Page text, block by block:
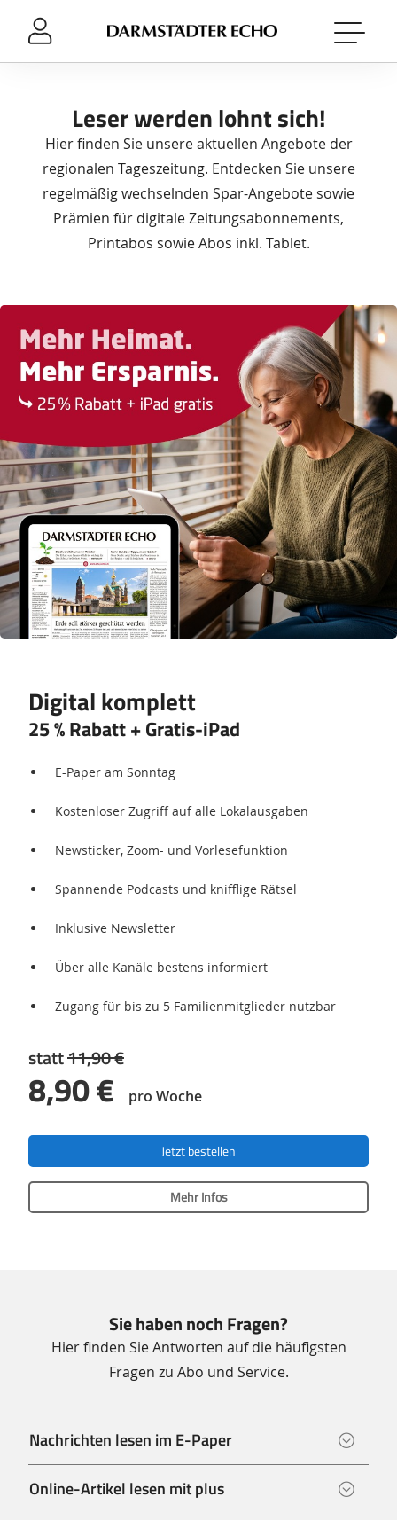
Navigation
Header
Inhalt
Footer
Leser werden lohnt sich!
Hier finden Sie unsere aktuellen Angebote der
regionalen Tageszeitung. Entdecken Sie unsere
regelmäßig wechselnden Spar-Angebote sowie
Prämien für digitale Zeitungsabonnements,
Printabos sowie Abos inkl. Tablet.
Produkt
Digital komplett
25 % Rabatt + Gratis-iPad
E-Paper am Sonntag
Kostenloser Zugriff auf alle Lokalausgaben
Newsticker, Zoom- und Vorlesefunktion
Spannende Podcasts und knifflige Rätsel
Inklusive Newsletter
Über alle Kanäle bestens informiert
Zugang für bis zu 5 Familienmitglieder nutzbar
statt11,90 €
8,90 € pro Woche
Jetzt bestellen
Mehr Infos
Sie haben noch Fragen?
Hier finden Sie Antworten auf die häufigsten
Fragen zu Abo und Service.
Nachrichten lesen im E-Paper
Online-Artikel lesen mit plus